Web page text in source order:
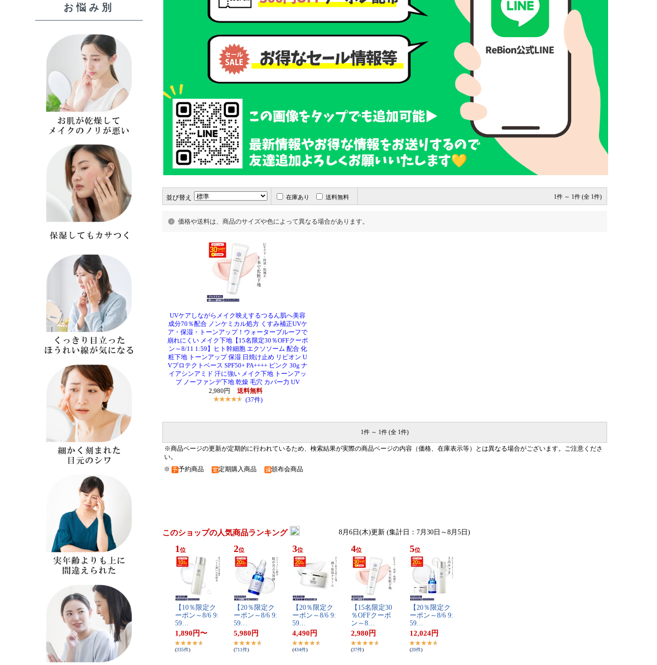
並び替え 在庫あり 送料無料 1件 ～ 1件 (全 1件)
価格や送料は、商品のサイズや色によって異なる場合があります。
UVケアしながらメイク映えするつるん肌へ美容
成分70％配合 ノンケミカル処方 くすみ補正UVケ
ア・保湿・トーンアップ！ウォータープルーフで
崩れにくい メイク下地【15名限定30％OFFクーポ
ン～8/11 1:59】ヒト幹細胞 エクソソーム 配合 化
粧下地 トーンアップ 保湿 日焼け止め リビオン U
Vプロテクトベース SPF50+ PA++++ ピンク 30g ナ
イアシンアミド 汗に強い メイク下地 トーンアッ
プ ノーファンデ下地 乾燥 毛穴 カバー力 UV
2,980円
送料無料
(37件)
1件 ～ 1件 (全 1件)
※商品ページの更新が定期的に行われているため、検索結果が実際の商品ページの内容（価格、在庫表示等）とは異なる場合がございます。ご注意くださ
い。
※ 予約商品 定期購入商品 頒布会商品
このショップの人気商品ランキング 8月6日(木)更新 (集計日：7月30日～8月5日)
1 位
【​1​0​％​限​定​ク​
ー​ポ​ン​～​8​/​6​ ​9​:​
5​9​…
1,890 円〜
(335件)
2位
【​2​0​％​限​定​ク​
ー​ポ​ン​～​8​/​6​ ​9​:​
5​9​…
5,980 円
(711件)
3位
【​2​0​％​限​定​ク​
ー​ポ​ン​～​8​/​6​ ​9​:​
5​9​…
4,490 円
(434件)
4位
【​1​5​名​限​定​3​0​
％​O​F​F​ク​ー​ポ​
ン​～​8​…
2,980 円
(37件)
5位
【​2​0​％​限​定​ク​
ー​ポ​ン​～​8​/​6​ ​9​:​
5​9​…
12,024円
(20件)